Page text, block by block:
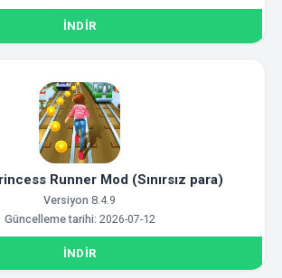
İNDIR
Runner Mod (Sınırsız para)
Versiyon 8.4.9
Güncelleme tarihi: 2026-07-12
İNDIR